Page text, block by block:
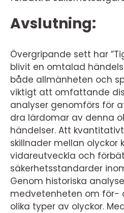
Avslutning:
Övergripande sett har
blivit en omtalad
både allmänheten och
viktigt att omfattande
analyser genomförs för
dra lärdomar av denna
händelser. Att
skillnader mellan olyckor
vidareutveckla och
säkerhetsstandarder
Genom historiska
medvetenheten om för-
olika typer av olyckor.